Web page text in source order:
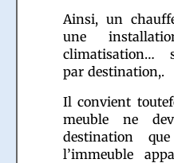
Ainsi, un
une
climatisation…
par destination,.
Il convient
meuble ne
destination
l’immeuble